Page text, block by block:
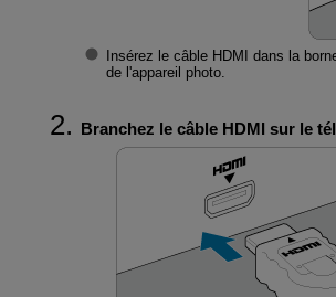
Insérez le câble HDMI dans la
de l'appareil photo.
Branchez le câble HDMI sur le